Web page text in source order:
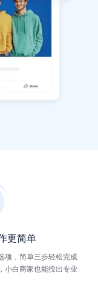
更简单
项，简单三步轻松完成
小白商家也能投出专业